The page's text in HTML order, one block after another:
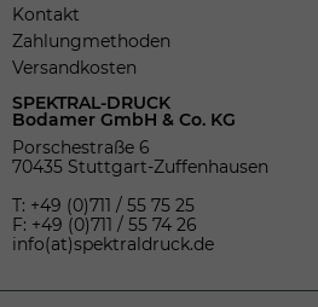
Kontakt
Zahlungmethoden
Versandkosten
SPEKTRAL-DRUCK
Bodamer GmbH & Co. KG
Porschestraße 6
70435 Stuttgart-Zuffenhausen
T: +49 (0)711 / 55 75 25
F: +49 (0)711 / 55 74 26
info(at)spektraldruck.de